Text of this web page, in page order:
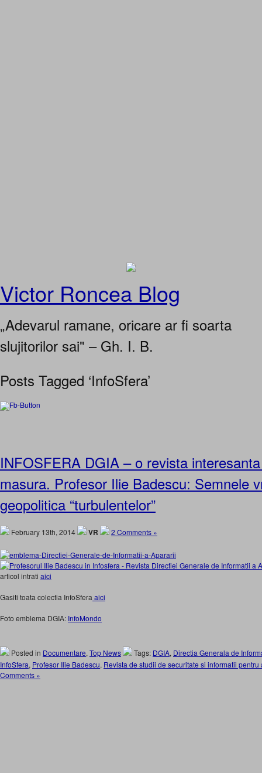
Victor Roncea Blog
„Adevarul ramane, oricare ar fi soarta
slujitorilor sai" – Gh. I. B.
Posts Tagged ‘InfoSfera’
INFOSFERA DGIA – o revista
masura. Profesor Ilie Badescu: Semnele
geopolitica “turbulentelor”
February 13th, 2014 VR 2 Comments »
articol intrati aici
Gasiti toata colectia InfoSfera aici
Foto emblema DGIA: InfoMondo
Posted in Documentare, Top News Tags: DGIA, Directia Generala de
InfoSfera, Profesor Ilie Badescu, Revista de studii de securitate si informatii pentru
Comments »